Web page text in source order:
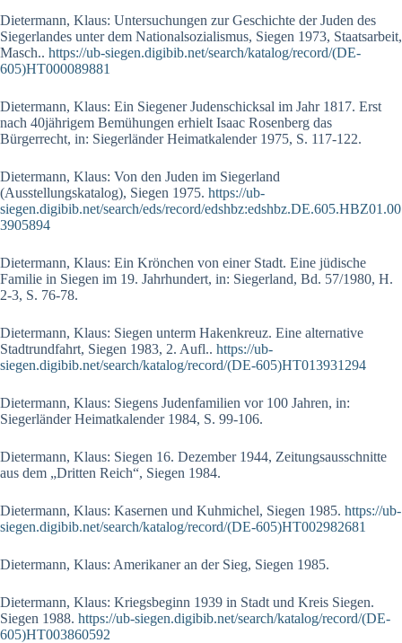
Dietermann, Klaus: Untersuchungen zur Geschichte der Juden des
Siegerlandes unter dem Nationalsozialismus, Siegen 1973, Staatsarbeit,
Masch.. https://ub-siegen.digibib.net/search/katalog/record/(DE-
605)HT000089881
Dietermann, Klaus: Ein Siegener Judenschicksal im Jahr 1817. Erst
nach 40jährigem Bemühungen erhielt Isaac Rosenberg das
Bürgerrecht, in: Siegerländer Heimatkalender 1975, S. 117-122.
Dietermann, Klaus: Von den Juden im Siegerland
(Ausstellungskatalog), Siegen 1975. https://ub-
siegen.digibib.net/search/eds/record/edshbz:edshbz.DE.605.HBZ01.00
3905894
Dietermann, Klaus: Ein Krönchen von einer Stadt. Eine jüdische
Familie in Siegen im 19. Jahrhundert, in: Siegerland, Bd. 57/1980, H.
2-3, S. 76-78.
Dietermann, Klaus: Siegen unterm Hakenkreuz. Eine alternative
Stadtrundfahrt, Siegen 1983, 2. Aufl.. https://ub-
siegen.digibib.net/search/katalog/record/(DE-605)HT013931294
Dietermann, Klaus: Siegens Judenfamilien vor 100 Jahren, in:
Siegerländer Heimatkalender 1984, S. 99-106.
Dietermann, Klaus: Siegen 16. Dezember 1944, Zeitungsausschnitte
aus dem „Dritten Reich“, Siegen 1984.
Dietermann, Klaus: Kasernen und Kuhmichel, Siegen 1985. https://ub-
siegen.digibib.net/search/katalog/record/(DE-605)HT002982681
Dietermann, Klaus: Amerikaner an der Sieg, Siegen 1985.
Dietermann, Klaus: Kriegsbeginn 1939 in Stadt und Kreis Siegen.
Siegen 1988. https://ub-siegen.digibib.net/search/katalog/record/(DE-
605)HT003860592